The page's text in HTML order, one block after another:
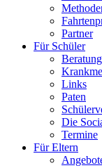
Partner
Für Schüler
Links
Paten
Die
Termine
Für Eltern